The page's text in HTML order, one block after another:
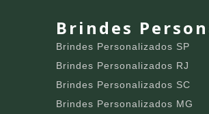
Brindes
Brindes Personalizados SP
Brindes Personalizados RJ
Brindes Personalizados SC
Brindes Personalizados MG